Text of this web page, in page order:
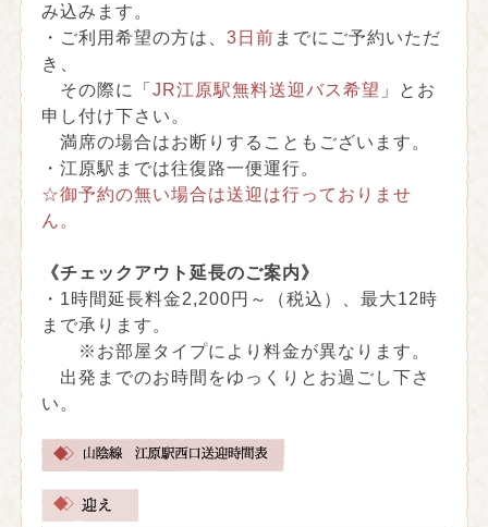
み込みます。
・ご利用希望の方は、 3日前 までにご予約いただ
き、
その際に「 JR江原駅無料送迎バス希望 」とお
申し付け下さい。
満席の場合はお断りすることもございます。
・江原駅までは往復路一便運行。
☆御予約の無い場合は送迎は行っておりませ
ん。
《チェックアウト延長のご案内》
・1時間延長料金2,200円～（税込）、最大12時
まで承ります。
※お部屋タイプにより料金が異なります。
出発までのお時間をゆっくりとお過ごし下さ
い。